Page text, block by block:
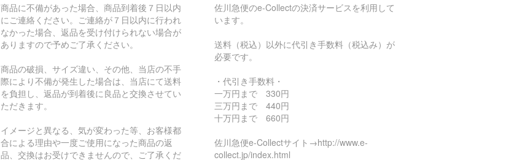
商品に不備があった場合、商品到着後７日以内
にご連絡ください。ご連絡が７日以内に行われ
なかった場合、返品を受け付けられない場合が
ありますので予めご了承ください。
商品の破損、サイズ違い、その他、当店の不手
際により不備が発生した場合は、当店にて送料
を負担し、返品が到着後に良品と交換させてい
ただきます。
イメージと異なる、気が変わった等、お客様都
合による理由や一度ご使用になった商品の返
品、交換はお受けできませんので、ご了承くだ
佐川急便のe-Collectの決済サービスを利用して
います。
送料（税込）以外に代引き手数料（税込み）が
必要です。
・代引き手数料・
一万円まで 330円
三万円まで 440円
十万円まで 660円
佐川急便e-Collectサイト→http://www.e-
collect.jp/index.html